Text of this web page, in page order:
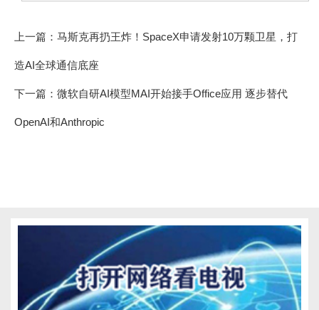
上一篇： 马斯克再扔王炸！SpaceX申请发射10万颗卫星，打
造AI全球通信底座
下一篇： 微软自研AI模型MAI开始接手Office应用 逐步替代
OpenAI和Anthropic